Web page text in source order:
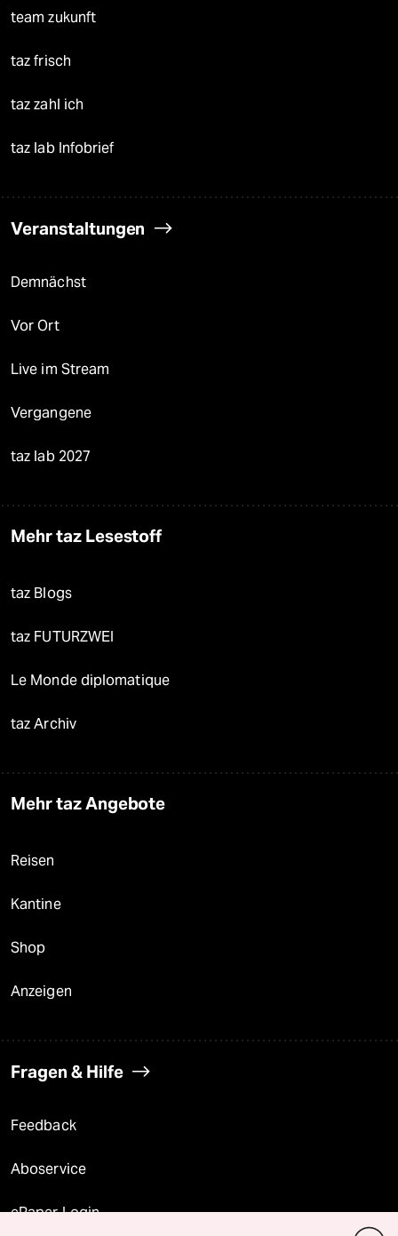
team zukunft
taz frisch
taz zahl ich
taz lab Infobrief
Veranstaltungen
Demnächst
Vor Ort
Live im Stream
Vergangene
taz lab 2027
Mehr taz Lesestoff
taz Blogs
taz FUTURZWEI
Le Monde diplomatique
taz Archiv
Mehr taz Angebote
Reisen
Kantine
Shop
Anzeigen
Fragen & Hilfe
Feedback
Aboservice
ePaper Login